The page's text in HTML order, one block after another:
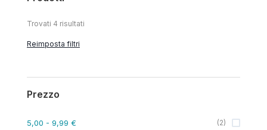
Trovati 4 risultati
Reimposta filtri
Prezzo
5,00 - 9,99 € (2)